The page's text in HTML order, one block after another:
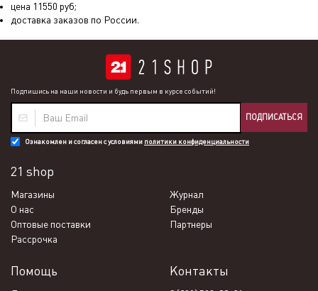
цена 11550 руб;
доставка заказов по России.
Подпишись на наши новости и будь первым в курсе событий!
ПОДПИСАТЬСЯ
Ознакомлен и согласен с условиями политики конфиденциальности
21 shop
Магазины
Журнал
О нас
Бренды
Оптовые поставки
Партнеры
Рассрочка
Помощь Контакты